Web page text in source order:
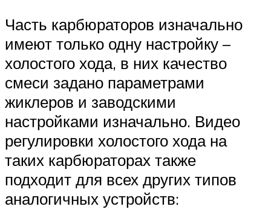
Часть карбюраторов изначально
имеют только одну настройку –
холостого хода, в них качество
смеси задано параметрами
жиклеров и заводскими
настройками изначально. Видео
регулировки холостого хода на
таких карбюраторах также
подходит для всех других типов
аналогичных устройств: